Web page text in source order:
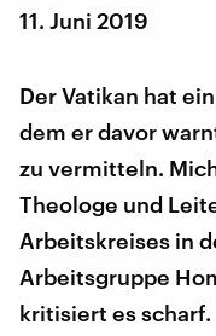
11. Juni 2019
Der Vatikan hat
dem er davor
zu vermitteln.
Theologe und
Arbeitskreises in
Arbeitsgruppe
kritisiert es scharf.